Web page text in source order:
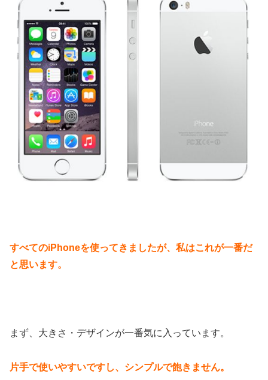
すべてのiPhoneを使ってきましたが、私はこれが一番だ
と思います。
まず、大きさ・デザインが一番気に入っています。
片手で使いやすいですし、シンプルで飽きません。